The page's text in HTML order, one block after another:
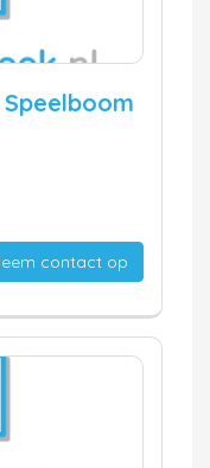
contact op